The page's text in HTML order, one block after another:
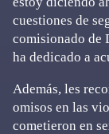
cuestiones de
comisionado de
ha dedicado a
Además, les
omisos en las
cometieron en